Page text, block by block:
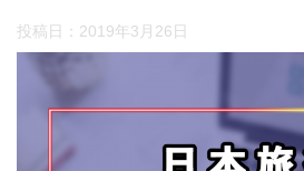
投稿日： 2019年3月26日